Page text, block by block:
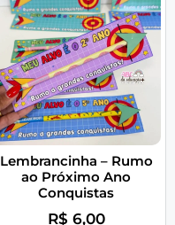
Lembrancinha – Rumo
ao Próximo Ano
Conquistas
R$ 6,00